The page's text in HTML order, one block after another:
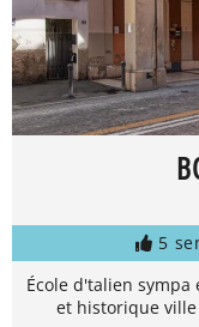
5
École d'talien
et historique